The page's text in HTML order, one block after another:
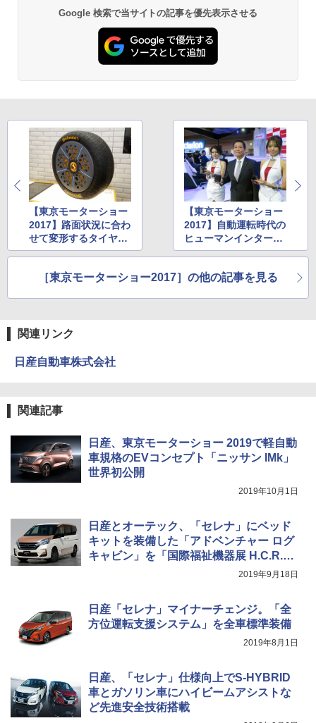
Google 検索で当サイトの記事を優先表示させる
【東京モーターショー
2017】路面状況に合わ
せて変形するタイヤ、
自動運転タクシー、EV
展示するコンチネンタ
【東京モーターショー
2017】自動運転時代の
ヒューマンインターフ
ェースを具現化。「コ
ト」を展示したパイオ
［東京モーターショー2017］の他の記事を見る
関連リンク
日産自動車株式会社
関連記事
日産、東京モーターショー 2019で軽自動
車規格のEVコンセプト「ニッサン IMk」
世界初公開
2019年10月1日
日産とオーテック、「セレナ」にベッド
キットを装備した「アドベンチャー ログ
キャビン」を「国際福祉機器展 H.C.R.20
2019年9月18日
日産「セレナ」マイナーチェンジ。「全
方位運転支援システム」を全車標準装備
2019年8月1日
日産、「セレナ」仕様向上でS-HYBRID
車とガソリン車にハイビームアシストな
ど先進安全技術搭載